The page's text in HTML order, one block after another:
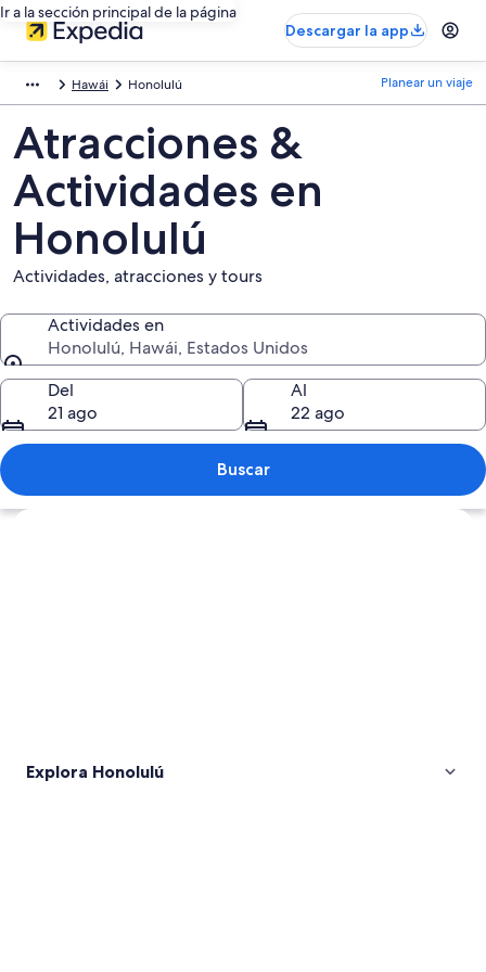
Ir a la sección principal de la página
Descargar la app
Hawái Honolulú Planear un viaje
Atracciones &
Actividades en
Honolulú
Actividades, atracciones y tours
Actividades en
Honolulú, Hawái, Estados Unidos
Actividades en
Del
21 ago
Al
22 ago
Buscar
Explorar mapa
Explora Honolulú